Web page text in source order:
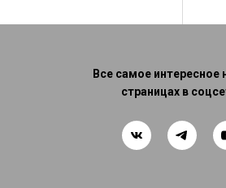
Все самое интересное
страницах в